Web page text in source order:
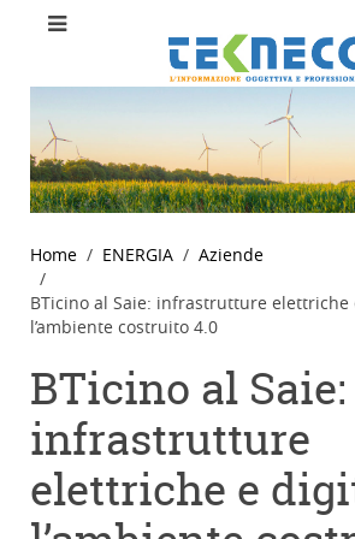
Home ENERGIA Aziende
BTicino al Saie: infrastrutture
l’ambiente costruito 4.0
BTicino al Saie:
infrastrutture
elettriche e